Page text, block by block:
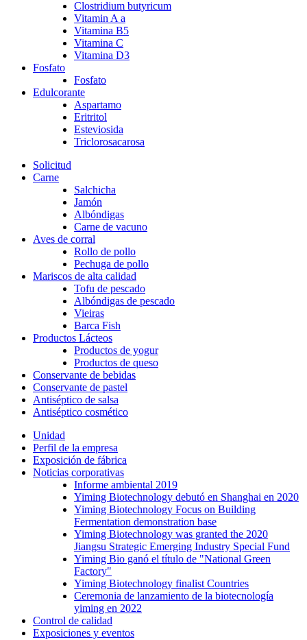
Clostridium butyricum
Vitamin A a
Vitamina B5
Vitamina C
Vitamina D3
Fosfato
Fosfato
Edulcorante
Aspartamo
Eritritol
Esteviosida
Triclorosacarosa
Solicitud
Carne
Salchicha
Jamón
Albóndigas
Carne de vacuno
Aves de corral
Rollo de pollo
Pechuga de pollo
Mariscos de alta calidad
Tofu de pescado
Albóndigas de pescado
Vieiras
Barca Fish
Productos Lácteos
Productos de yogur
Productos de queso
Conservante de bebidas
Conservante de pastel
Antiséptico de salsa
Antiséptico cosmético
Unidad
Perfil de la empresa
Exposición de fábrica
Noticias corporativas
Informe ambiental 2019
Yiming Biotechnology debutó en Shanghai en 2020
Yiming Biotechnology Focus on Building
Fermentation demonstration base
Yiming Biotechnology was granted the 2020
Jiangsu Strategic Emerging Industry Special Fund
Yiming Bio ganó el título de "National Green
Factory"
Yiming Biotechnology finalist Countries
Ceremonia de lanzamiento de la biotecnología
yiming en 2022
Control de calidad
Exposiciones y eventos